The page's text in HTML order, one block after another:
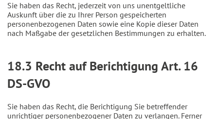
Sie haben das Recht, jederzeit von uns unentgeltliche
Auskunft über die zu Ihrer Person gespeicherten
personenbezogenen Daten sowie eine Kopie dieser Daten
nach Maßgabe der gesetzlichen Bestimmungen zu erhalten.
18.3 Recht auf Berichtigung Art. 16
DS-GVO
Sie haben das Recht, die Berichtigung Sie betreffender
unrichtiger personenbezogener Daten zu verlangen. Ferner